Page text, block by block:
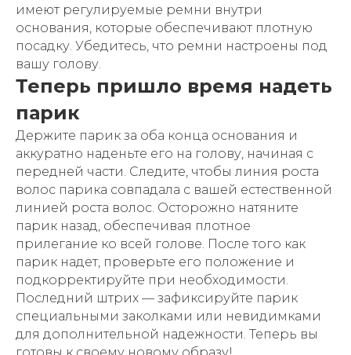
имеют регулируемые ремни внутри
основания, которые обеспечивают плотную
посадку. Убедитесь, что ремни настроены под
вашу голову.
Теперь пришло время надеть
парик
Держите парик за оба конца основания и
аккуратно наденьте его на голову, начиная с
передней части. Следите, чтобы линия роста
волос парика совпадала с вашей естественной
линией роста волос. Осторожно натяните
парик назад, обеспечивая плотное
прилегание ко всей голове. После того как
парик надет, проверьте его положение и
подкорректируйте при необходимости.
Последний штрих — зафиксируйте парик
специальными заколками или невидимками
для дополнительной надежности. Теперь вы